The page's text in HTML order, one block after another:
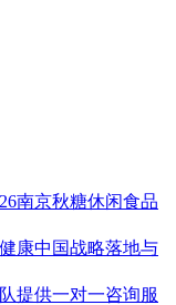
南京秋糖休闲食品
康中国战略落地与
提供一对一咨询服